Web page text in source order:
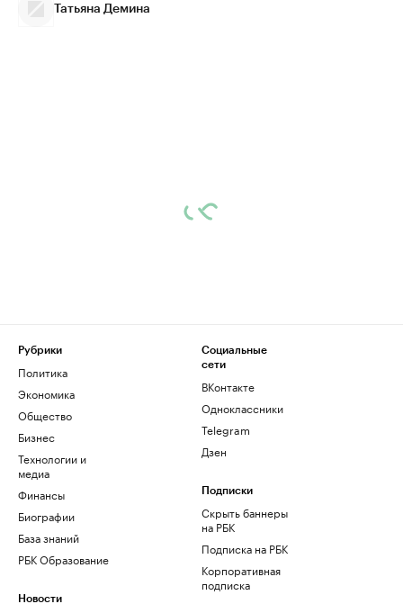
Татьяна Демина
Рубрики
Политика
Экономика
Общество
Бизнес
Технологии и
медиа
Финансы
Биографии
База знаний
РБК Образование
Новости
Социальные
сети
ВКонтакте
Одноклассники
Telegram
Дзен
Подписки
Скрыть баннеры
на РБК
Подписка на РБК
Корпоративная
подписка